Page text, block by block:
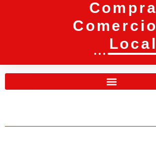
Compra
Comercio
Local